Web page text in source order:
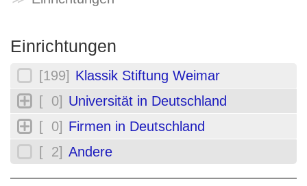
Einrichtungen
[199] Klassik Stiftung Weimar
[ 0] Universität in Deutschland
[ 0] Firmen in Deutschland
[ 2] Andere